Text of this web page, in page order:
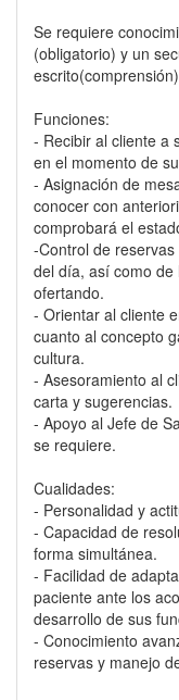
Se requiere
(obligatorio) y un
Funciones:
- Recibir al cliente a
en el momento de
- Asignación de
conocer con
comprobará el
-Control de
del día, así como de
ofertando.
- Orientar al cliente
cuanto al concepto
cultura.
- Asesoramiento al
carta y sugerencias.
- Apoyo al Jefe de
se requiere.
Cualidades:
- Personalidad y
- Capacidad de
forma simultánea.
- Facilidad de
paciente ante los
desarrollo de sus
- Conocimiento
reservas y manejo